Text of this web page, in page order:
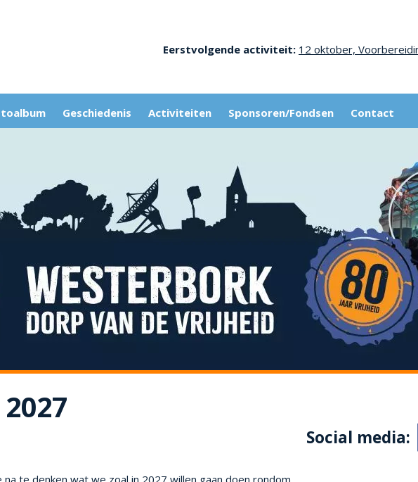
Eerstvolgende activiteit: 12 oktober,
Geschiedenis Activiteiten Sponsoren/Fondsen Contact
te denken wat we zoal in 2027 willen gaan doen rondom
Social media: